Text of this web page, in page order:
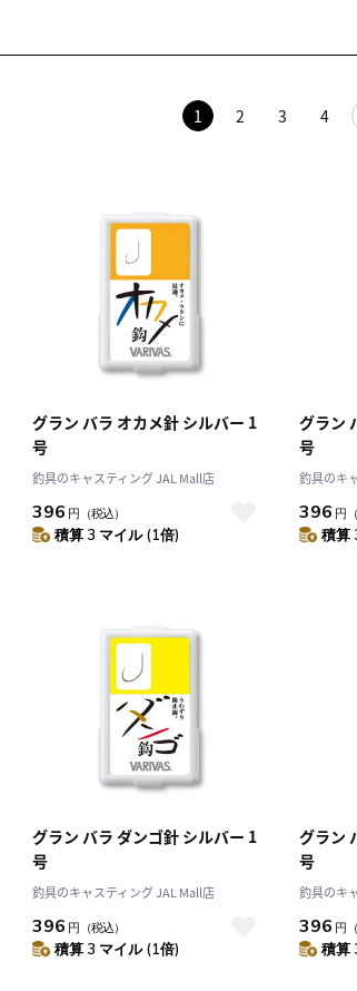
10 月
2026.11
木 金
1 2
3
12 13 14 15 16
17
19
26 27 28 29 30 31
1 2 3 4
グラン バラ オカメ針 シルバー 1
号
釣具のキャスティング JAL Mall店
396 円 （税込）
積算 3 マイル (1倍)
グラン
号
釣具のキ
396 円
積算
グラン バラ ダンゴ針 シルバー 1
号
釣具のキャスティング JAL Mall店
396 円 （税込）
積算 3 マイル (1倍)
グラン
号
釣具のキ
396 円
積算